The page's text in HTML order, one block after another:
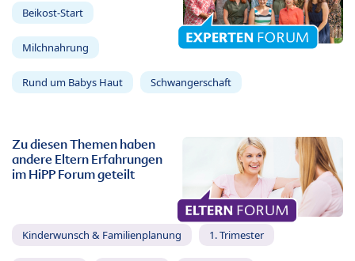
Beikost-Start
Milchnahrung
Rund um Babys Haut Schwangerschaft
Zu diesen Themen haben
andere Eltern Erfahrungen
im HiPP Forum geteilt
Kinderwunsch & Familienplanung 1. Trimester